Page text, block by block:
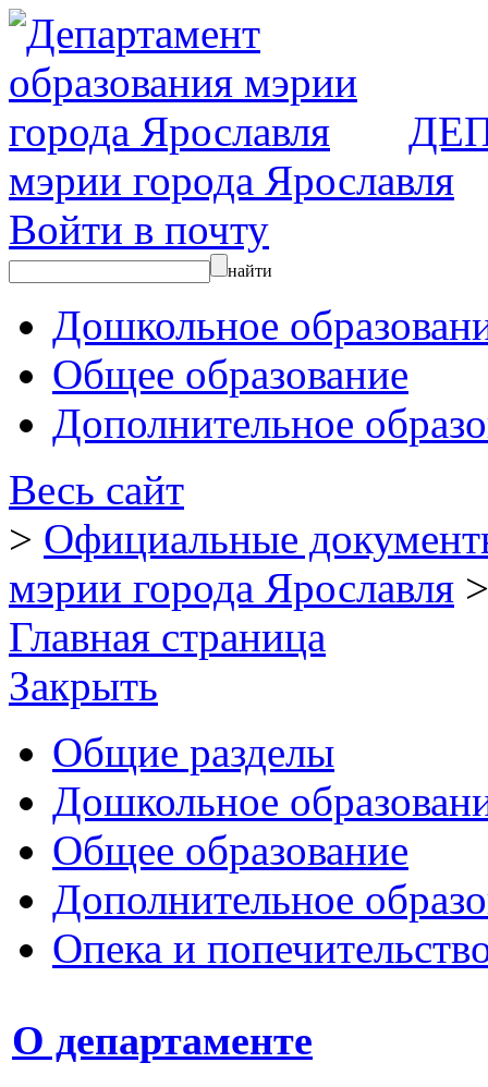
мэрии города Ярославля
Войти в почту
найти
Дошкольное
Общее образование
Дополнительное
Весь сайт
> Официальные
мэрии города Ярославля
Главная страница
Закрыть
Общие разделы
Дошкольное
Общее образование
Дополнительное
Опека и
О департаменте